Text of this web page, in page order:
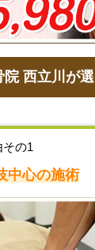
西立川が
中心の施術